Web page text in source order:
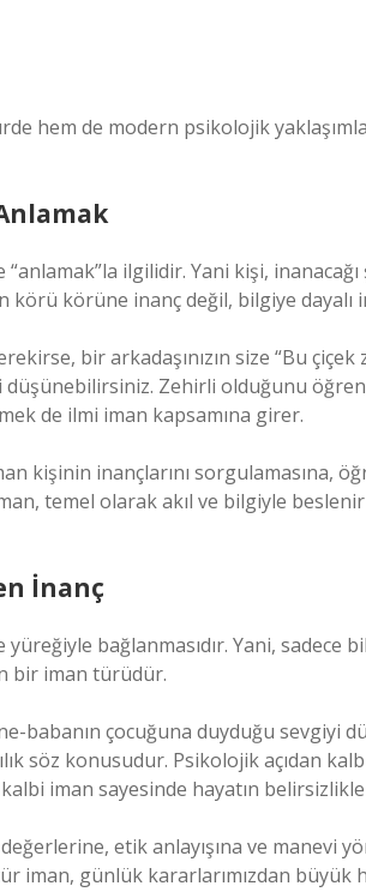
hem de modern psikolojik
ilgilidir. Yani kişi,
körüne inanç değil, bilgiye dayalı
bir arkadaşınızın size “Bu
Zehirli olduğunu
de ilmi iman kapsamına girer.
kişinin inançlarını sorgulamasına,
temel olarak akıl ve bilgiyle beslenir
İnanç
yüreğiyle bağlanmasıdır. Yani, sadece
bir iman türüdür.
babanın çocuğuna duyduğu sevgiyi
söz konusudur. Psikolojik açıdan
iman sayesinde hayatın
etik anlayışına ve manevi
iman, günlük kararlarımızdan büyük